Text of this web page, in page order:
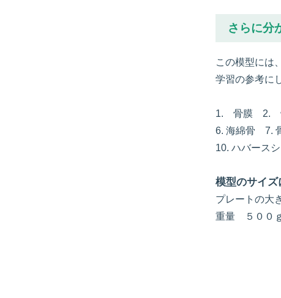
さらに分
この模型には
学習の参考に
1. 骨膜 2.
6. 海綿骨 7.
10. ハバース
模型のサイズ
プレートの大
重量 ５００ｇ